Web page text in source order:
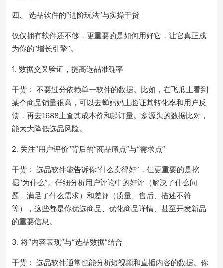
四、 选品软件的“进阶玩法”与实操干货
仅仅拥有软件还不够，更重要的是如何用好它，让它真正成
为你的“增长引擎”。
1. 数据交叉验证，提高选品准确率
干货： 不要过分依赖单一软件的数据。比如，在飞瓜上看到
某个商品销量很高，可以去蝉妈妈上验证其转化率和用户反
馈，再去1688上查其成本价和起订量。多源头的数据比对，
能大大降低选品风险。
2. 关注“用户评价”背后的“商品痛点”与“需求点”
干货： 选品软件能告诉你“什么卖得好”，但更重要的是挖
掘“为什么”。仔细分析用户评论中的好评（解决了什么问
题、满足了什么需求）和差评（质量、售后、描述不符
等），这些都是你优选商品、优化商品详情、甚至开发新品
的重要信息。
3. 将“内容表现”与“选品数据”结合
干货： 选品软件通常也能分析短视频和直播内容的数据。你